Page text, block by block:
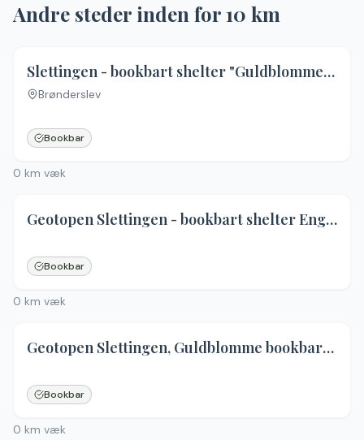
Andre steder inden for10 km
4.7(Slettingen - bookbart shelter "Guldblommen"
Brønderslev
Bookbar
0 km væk
Geotopen Slettingen - bookbart shelter Engelsød
Bookbar
0 km væk
Geotopen Slettingen, Guldblomme bookbart shelter
Bookbar
0 km væk